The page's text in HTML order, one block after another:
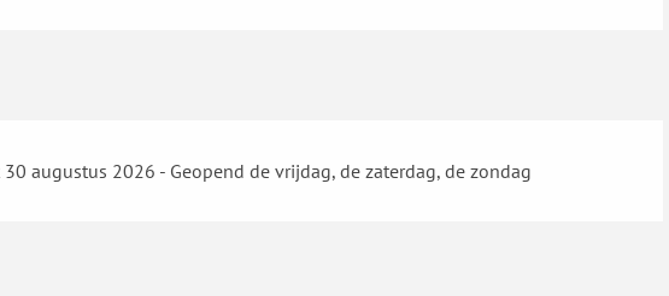
augustus 2026 - Geopend de vrijdag, de zaterdag, de zondag